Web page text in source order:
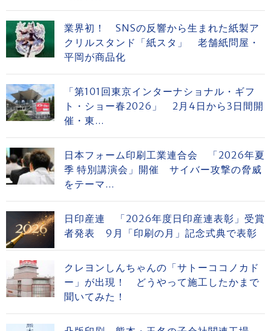
業界初！ SNSの反響から生まれた紙製ア
クリルスタンド「紙スタ」 老舗紙問屋・
平岡が商品化
「第101回東京インターナショナル・ギフ
ト・ショー春2026」 2月4日から3日間開
催・東...
日本フォーム印刷工業連合会 「2026年夏
季 特別講演会」開催 サイバー攻撃の脅威
をテーマ...
日印産連 「2026年度日印産連表彰」受賞
者発表 9月「印刷の月」記念式典で表彰
クレヨンしんちゃんの「サトーココノカド
ー」が出現！ どうやって施工したかまで
聞いてみた！